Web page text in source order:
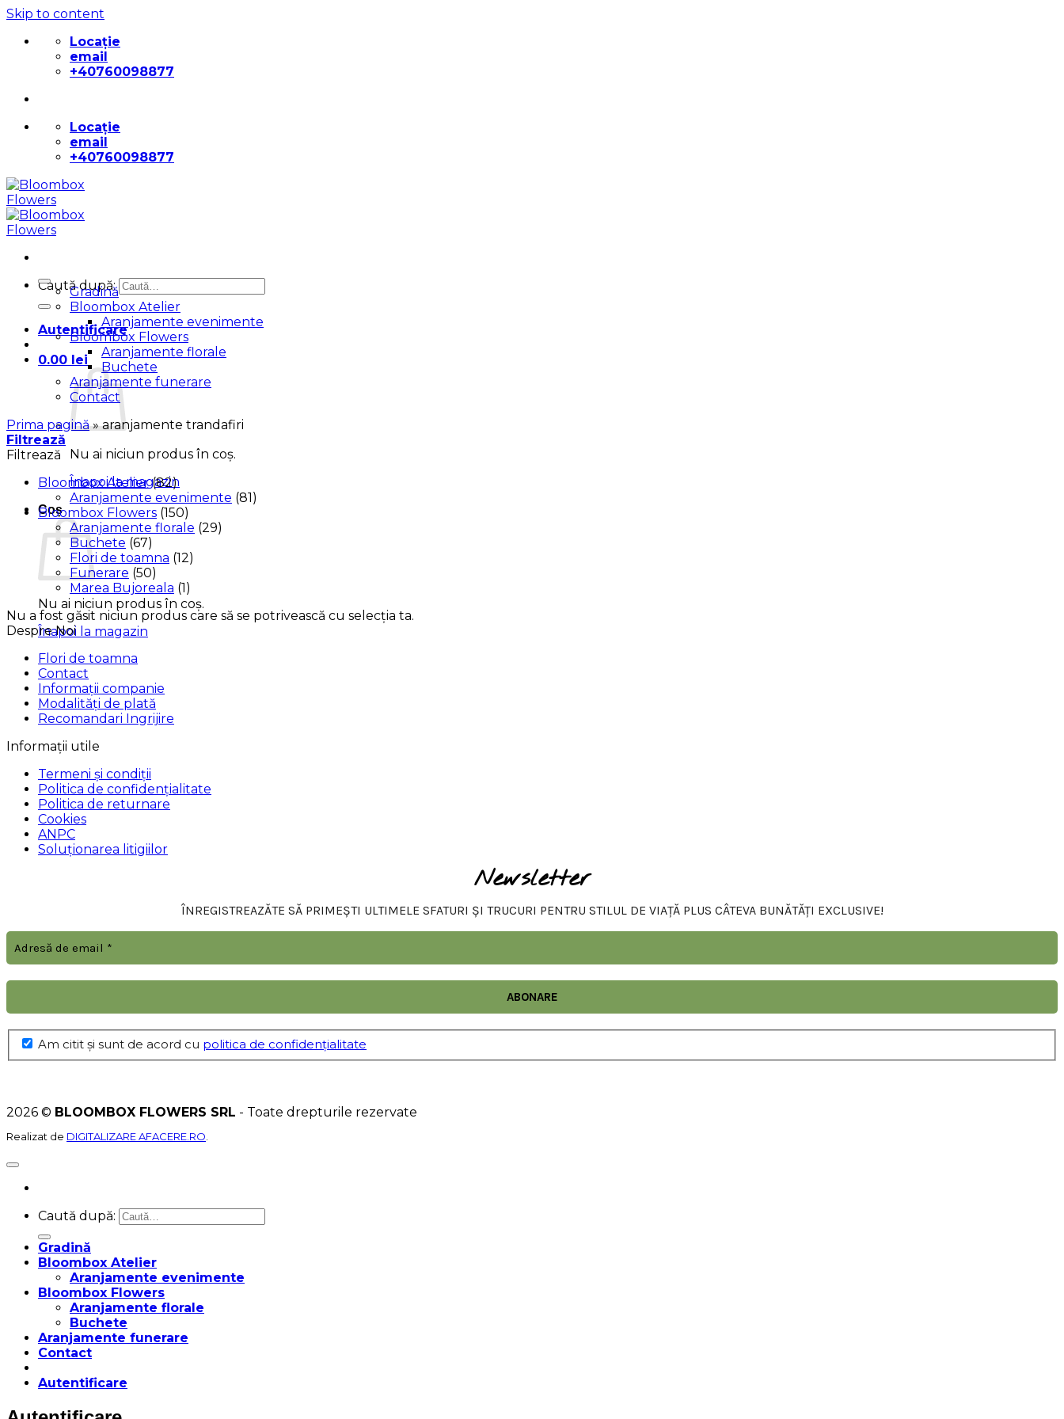
Skip to content
Locație
email
+40760098877
Locație
email
+40760098877
Caută după:
Autentificare
0.00 lei
Nu ai niciun produs în coș.
Înapoi la magazin
Coș
Nu ai niciun produs în coș.
Înapoi la magazin
Gradină
Bloombox Atelier
Aranjamente evenimente
Bloombox Flowers
Aranjamente florale
Buchete
Aranjamente funerare
Contact
Prima pagină » aranjamente trandafiri
Filtrează
Filtrează
Bloombox Atelier (82)
Aranjamente evenimente (81)
Bloombox Flowers (150)
Aranjamente florale (29)
Buchete (67)
Flori de toamna (12)
Funerare (50)
Marea Bujoreala (1)
Nu a fost găsit niciun produs care să se potrivească cu selecția ta.
Despre Noi
Flori de toamna
Contact
Informații companie
Modalități de plată
Recomandari Ingrijire
Informații utile
Termeni și condiții
Politica de confidențialitate
Politica de returnare
Cookies
ANPC
Soluționarea litigiilor
Newsletter
ÎNREGISTREAZĂTE SĂ PRIMEȘTI ULTIMELE SFATURI ȘI TRUCURI PENTRU STILUL DE VIAȚĂ PLUS CÂTEVA BUNĂTĂȚI EXCLUSIVE!
Am citit şi sunt de acord cu politica de confidențialitate
2026 © BLOOMBOX FLOWERS SRL - Toate drepturile rezervate
Realizat de DIGITALIZARE AFACERE.RO
Caută după:
Gradină
Bloombox Atelier
Aranjamente evenimente
Bloombox Flowers
Aranjamente florale
Buchete
Aranjamente funerare
Contact
Autentificare